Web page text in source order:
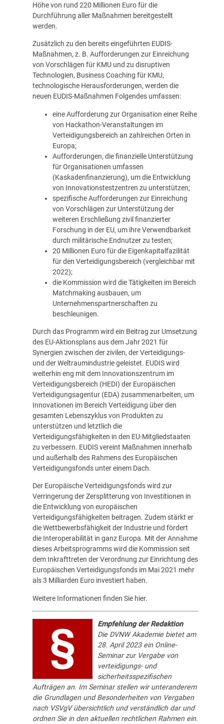
Höhe von rund 220 Millionen Euro für die
Durchführung aller Maßnahmen bereitgestellt
werden.
Zusätzlich zu den bereits eingeführten EUDIS-
Maßnahmen, z. B. Aufforderungen zur Einreichung
von Vorschlägen für KMU und zu disruptiven
Technologien, Business Coaching für KMU,
technologische Herausforderungen, werden die
neuen EUDIS-Maßnahmen Folgendes umfassen:
eine Aufforderung zur Organisation einer Reihe
von Hackathon-Veranstaltungen im
Verteidigungsbereich an zahlreichen Orten in
Europa;
Aufforderungen, die finanzielle Unterstützung
für Organisationen umfassen
(Kaskadenfinanzierung), um die Entwicklung
von Innovationstestzentren zu unterstützen;
spezifische Aufforderungen zur Einreichung
von Vorschlägen zur Unterstützung der
weiteren Erschließung zivil finanzierter
Forschung in der EU, um ihre Verwendbarkeit
durch militärische Endnutzer zu testen;
20 Millionen Euro für die Eigenkapitalfazilität
für den Verteidigungsbereich (vergleichbar mit
2022);
die Kommission wird die Tätigkeiten im Bereich
Matchmaking ausbauen, um
Unternehmenspartnerschaften zu
beschleunigen.
Durch das Programm wird ein Beitrag zur Umsetzung
des EU-Aktionsplans aus dem Jahr 2021 für
Synergien zwischen der zivilen, der Verteidigungs-
und der Weltraumindustrie geleistet. EUDIS wird
weiterhin eng mit dem Innovationszentrum im
Verteidigungsbereich (HEDI) der Europäischen
Verteidigungsagentur (EDA) zusammenarbeiten, um
Innovationen im Bereich Verteidigung über den
gesamten Lebenszyklus von Produkten zu
unterstützen und letztlich die
Verteidigungsfähigkeiten in den EU-Mitgliedstaaten
zu verbessern. EUDIS vereint Maßnahmen innerhalb
und außerhalb des Rahmens des Europäischen
Verteidigungsfonds unter einem Dach.
Der Europäische Verteidigungsfonds wird zur
Verringerung der Zersplitterung von Investitionen in
die Entwicklung von europäischen
Verteidigungsfähigkeiten beitragen. Zudem stärkt er
die Wettbewerbsfähigkeit der Industrie und fördert
die Interoperabilität in ganz Europa. Mit der Annahme
dieses Arbeitsprogramms wird die Kommission seit
dem Inkrafttreten der Verordnung zur Einrichtung des
Europäischen Verteidigungsfonds im Mai 2021 mehr
als 3 Milliarden Euro investiert haben.
Weitere Informationen finden Sie hier.
Empfehlung der Redaktion
Die DVNW Akademiebietet am
28. April 2023 ein Online-
Seminar zur Vergabe von
verteidigungs- und
sicherheitsspezifischen
Aufträgen an. Im Seminar stellen wir unteranderem
die Grundlagen und Besonderheiten von Vergaben
nach VSVgV übersichtlich und verständlich dar und
ordnen Sie in den aktuellen rechtlichen Rahmen ein.